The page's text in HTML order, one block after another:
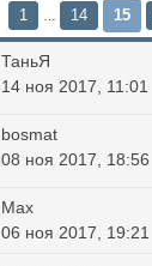
1 14 15
ТаньЯ
14 ноя 2017, 11:01
bosmat
08 ноя 2017, 18:56
Max
06 ноя 2017, 19:21